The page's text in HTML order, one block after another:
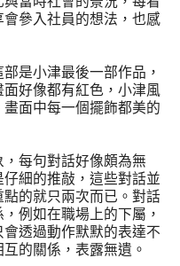
參入社員的想法，也感
是小津最後一部作品，
好像都有紅色，小津風
面中每一個擺飾都美的
每句對話好像頗為無
細的推敲，這些對話並
的就只兩次而已。對話
例如在職場上的下屬，
透過動作默默的表達不
的關係，表露無遺。